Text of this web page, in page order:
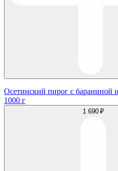
Осетинский пирог с бараниной
1000 г
1 690 ₽